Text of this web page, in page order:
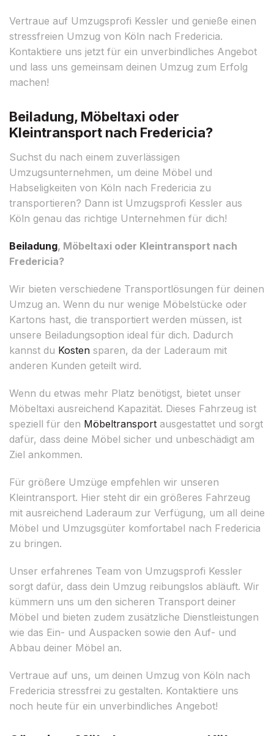
Vertraue auf Umzugsprofi Kessler und genieße einen
stressfreien Umzug von Köln nach Fredericia.
Kontaktiere uns jetzt für ein unverbindliches Angebot
und lass uns gemeinsam deinen Umzug zum Erfolg
machen!
Beiladung, Möbeltaxi oder
Kleintransport nach Fredericia?
Suchst du nach einem zuverlässigen
Umzugsunternehmen, um deine Möbel und
Habseligkeiten von Köln nach Fredericia zu
transportieren? Dann ist Umzugsprofi Kessler aus
Köln genau das richtige Unternehmen für dich!
Beiladung, Möbeltaxi oder Kleintransport nach
Fredericia?
Wir bieten verschiedene Transportlösungen für deinen
Umzug an. Wenn du nur wenige Möbelstücke oder
Kartons hast, die transportiert werden müssen, ist
unsere Beiladungsoption ideal für dich. Dadurch
kannst du Kosten sparen, da der Laderaum mit
anderen Kunden geteilt wird.
Wenn du etwas mehr Platz benötigst, bietet unser
Möbeltaxi ausreichend Kapazität. Dieses Fahrzeug ist
speziell für den Möbeltransport ausgestattet und sorgt
dafür, dass deine Möbel sicher und unbeschädigt am
Ziel ankommen.
Für größere Umzüge empfehlen wir unseren
Kleintransport. Hier steht dir ein größeres Fahrzeug
mit ausreichend Laderaum zur Verfügung, um all deine
Möbel und Umzugsgüter komfortabel nach Fredericia
zu bringen.
Unser erfahrenes Team von Umzugsprofi Kessler
sorgt dafür, dass dein Umzug reibungslos abläuft. Wir
kümmern uns um den sicheren Transport deiner
Möbel und bieten zudem zusätzliche Dienstleistungen
wie das Ein- und Auspacken sowie den Auf- und
Abbau deiner Möbel an.
Vertraue auf uns, um deinen Umzug von Köln nach
Fredericia stressfrei zu gestalten. Kontaktiere uns
noch heute für ein unverbindliches Angebot!